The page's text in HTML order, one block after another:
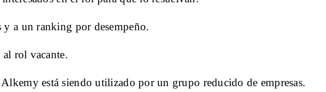
a un ranking por desempeño.
rol vacante.
está siendo utilizado por un grupo reducido de empresas.